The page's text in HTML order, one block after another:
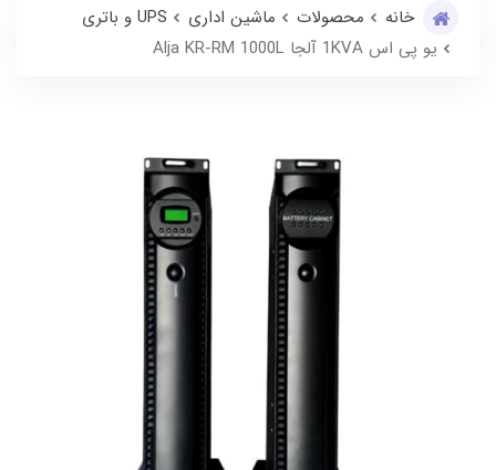
خانه محصولات ماشین اداری
UPS و باتری
یو پی اس 1KVA آلجا Alja KR-RM 1000L